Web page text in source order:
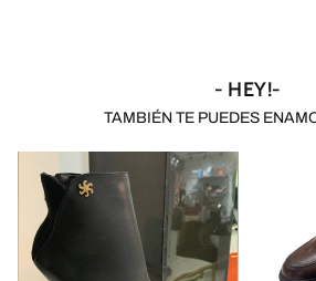
- HEY!-
TAMBIÉN TE PUEDES